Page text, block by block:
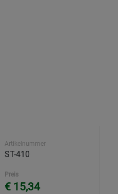
Artikelnummer
ST-410
Preis
€ 15,34